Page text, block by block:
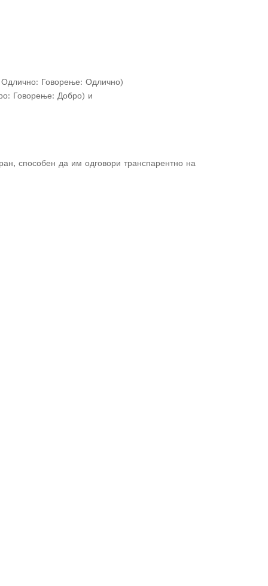
Говорење: Одлично)
Говорење: Добро) и
способен да им одговори транспарентно на